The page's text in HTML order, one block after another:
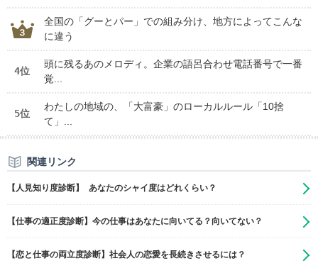
全国の「グーとパー」での組み分け、地方によってこんな
に違う
4位
頭に残るあのメロディ。企業の語呂合わせ電話番号で一番
覚...
5位
わたしの地域の、「大富豪」のローカルルール「10捨
て」...
関連リンク
【人見知り度診断】 あなたのシャイ度はどれくらい？
【仕事の適正度診断】今の仕事はあなたに向いてる？向いてない？
【恋と仕事の両立度診断】社会人の恋愛を長続きさせるには？